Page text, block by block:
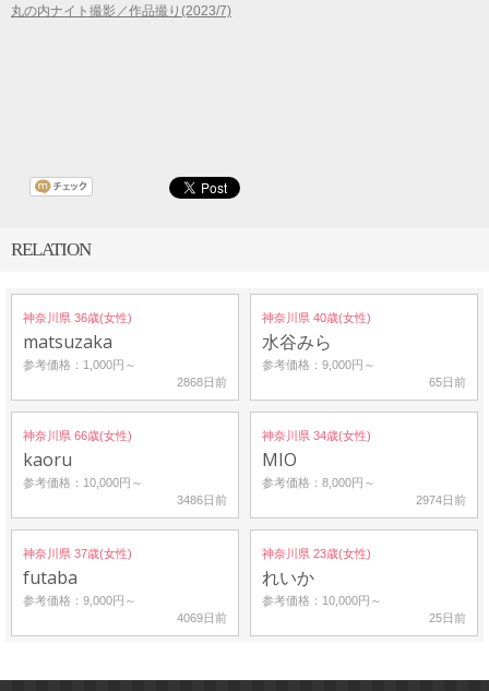
丸の内ナイト撮影／作品撮り(2023/7)
RELATION
神奈川県 36歳(女性)
matsuzaka
参考価格：1,000円～
2868日前
神奈川県 40歳(女性)
水谷みら
参考価格：9,000円～
65日前
神奈川県 66歳(女性)
kaoru
参考価格：10,000円～
3486日前
神奈川県 34歳(女性)
MIO
参考価格：8,000円～
2974日前
神奈川県 37歳(女性)
futaba
参考価格：9,000円～
4069日前
神奈川県 23歳(女性)
れいか
参考価格：10,000円～
25日前